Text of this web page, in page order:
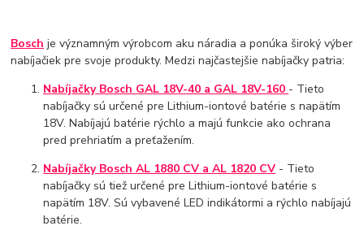
Bosch je významným výrobcom aku náradia a ponúka široký výber
nabíjačiek pre svoje produkty. Medzi najčastejšie nabíjačky patria:
Nabíjačky Bosch GAL 18V-40 a GAL 18V-160 - Tieto
nabíjačky sú určené pre Lithium-iontové batérie s napätím
18V. Nabíjajú batérie rýchlo a majú funkcie ako ochrana
pred prehriatím a preťažením.
Nabíjačky Bosch AL 1880 CV a AL 1820 CV - Tieto
nabíjačky sú tiež určené pre Lithium-iontové batérie s
napätím 18V. Sú vybavené LED indikátormi a rýchlo nabíjajú
batérie.